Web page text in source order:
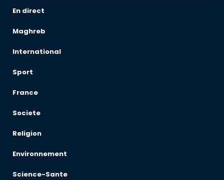
En direct
Maghreb
International
Sport
France
Societe
Religion
Environnement
Science-Sante